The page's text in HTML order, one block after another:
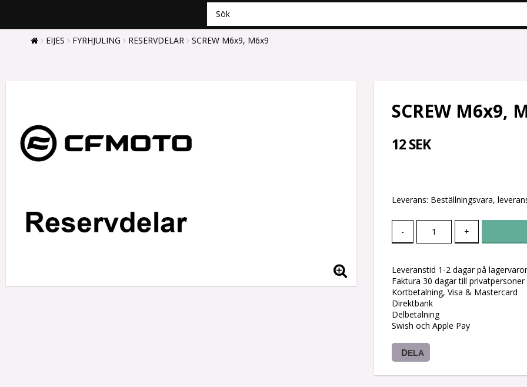
EIJES FYRHJULING RESERVDELAR SCREW M6x9, M6x9
SCREW M6x9,
12 SEK
Leverans: Beställningsvara,
- +
Leveranstid 1-2 dagar på lagervaror
Faktura 30 dagar till
Kortbetalning, Visa & Mastercard
Direktbank
Delbetalning
Swish och Apple Pay
DELA